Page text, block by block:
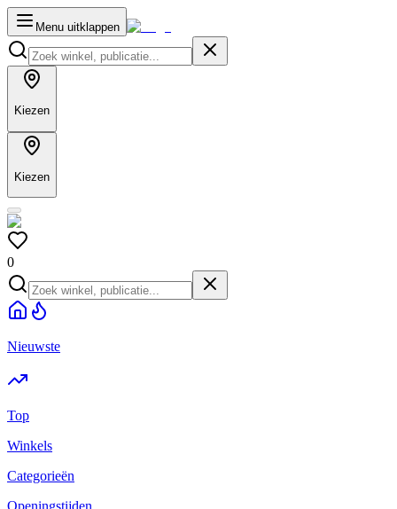
Menu uitklappen
Kiezen
Kiezen
0
Nieuwste
Top
Winkels
Categorieën